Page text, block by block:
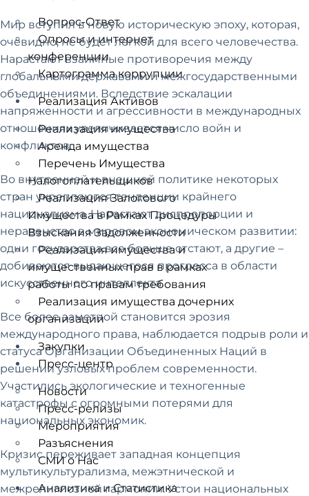
Вопрос-Ответ
Опросы и интернет
конференции
Картограмма коррупции
Реализация Активов
Реализация имущества
Аренда имущества
Перечень Имущества
Налогоплательщиков
Реализация Залогового
Имущества в Рамках Процедуры
Взыскания Задолженности
Реализация имущества и
имущественных прав в рамках
работы по правам требования
Реализация имущества дочерних
организаций
Закупки
Пресс-центр
Новости
Пресс-релизы
Мероприятия
Разъяснения
СМИ о Нас
Аналитика и Статистика
Мир вступил в новую историческую эпоху, которая,
очевидно, не будет легкой для всего человечества.
Нарастают взаимные противоречия между
глобальными державами и межгосударственными
объединениями. Вследствие эскалации
напряженности и агрессивности в международных
отношениях увеличивается число войн и
конфликтов.
Во внутренней и внешней политике некоторых
стран укрепляются тенденции крайнего
национализма. Нарастают диспропорции и
неравенство в мировом экономическом развитии:
одни государства все больше отстают, а другие –
добиваются выдающегося прогресса в области
искусственного интеллекта.
Все более заметной становится эрозия
международного права, наблюдается подрыв роли и
статуса Организации Объединенных Наций в
решении узловых проблем современности.
Участились экологические и техногенные
катастрофы с огромными потерями для
национальных экономик.
Кризис переживает западная концепция
мультикультурализма, межэтнической и
межрелигиозной гармонии. Устои национальных